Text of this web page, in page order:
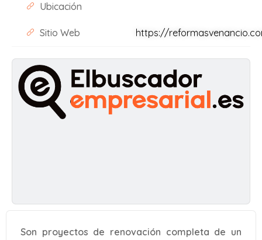
Ubicación
Sitio Web https://
Son proyectos de renovación completa de un